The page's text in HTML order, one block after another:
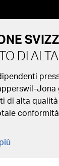
DI
Jona
di alta